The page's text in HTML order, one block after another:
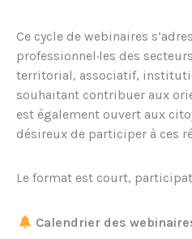
Ce cycle de webinaires
professionnel·les des
territorial, associatif,
souhaitant contribuer aux
est également ouvert aux
désireux de participer à ces
Le format est court,
Calendrier des